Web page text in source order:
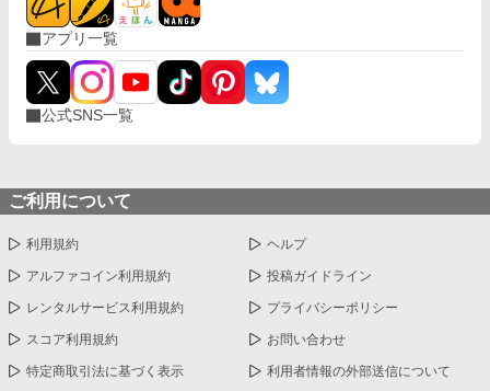
アプリ一覧
公式SNS一覧
ご利用について
利用規約 ヘルプ
アルファコイン利用規約 投稿ガイドライン
レンタルサービス利用規約 プライバシーポリシー
スコア利用規約 お問い合わせ
特定商取引法に基づく表示 利用者情報の外部送信について